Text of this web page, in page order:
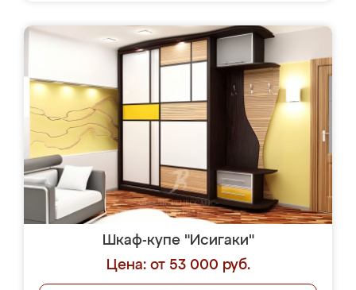
Шкаф-купе "Исигаки"
Цена: от 53 000 руб.